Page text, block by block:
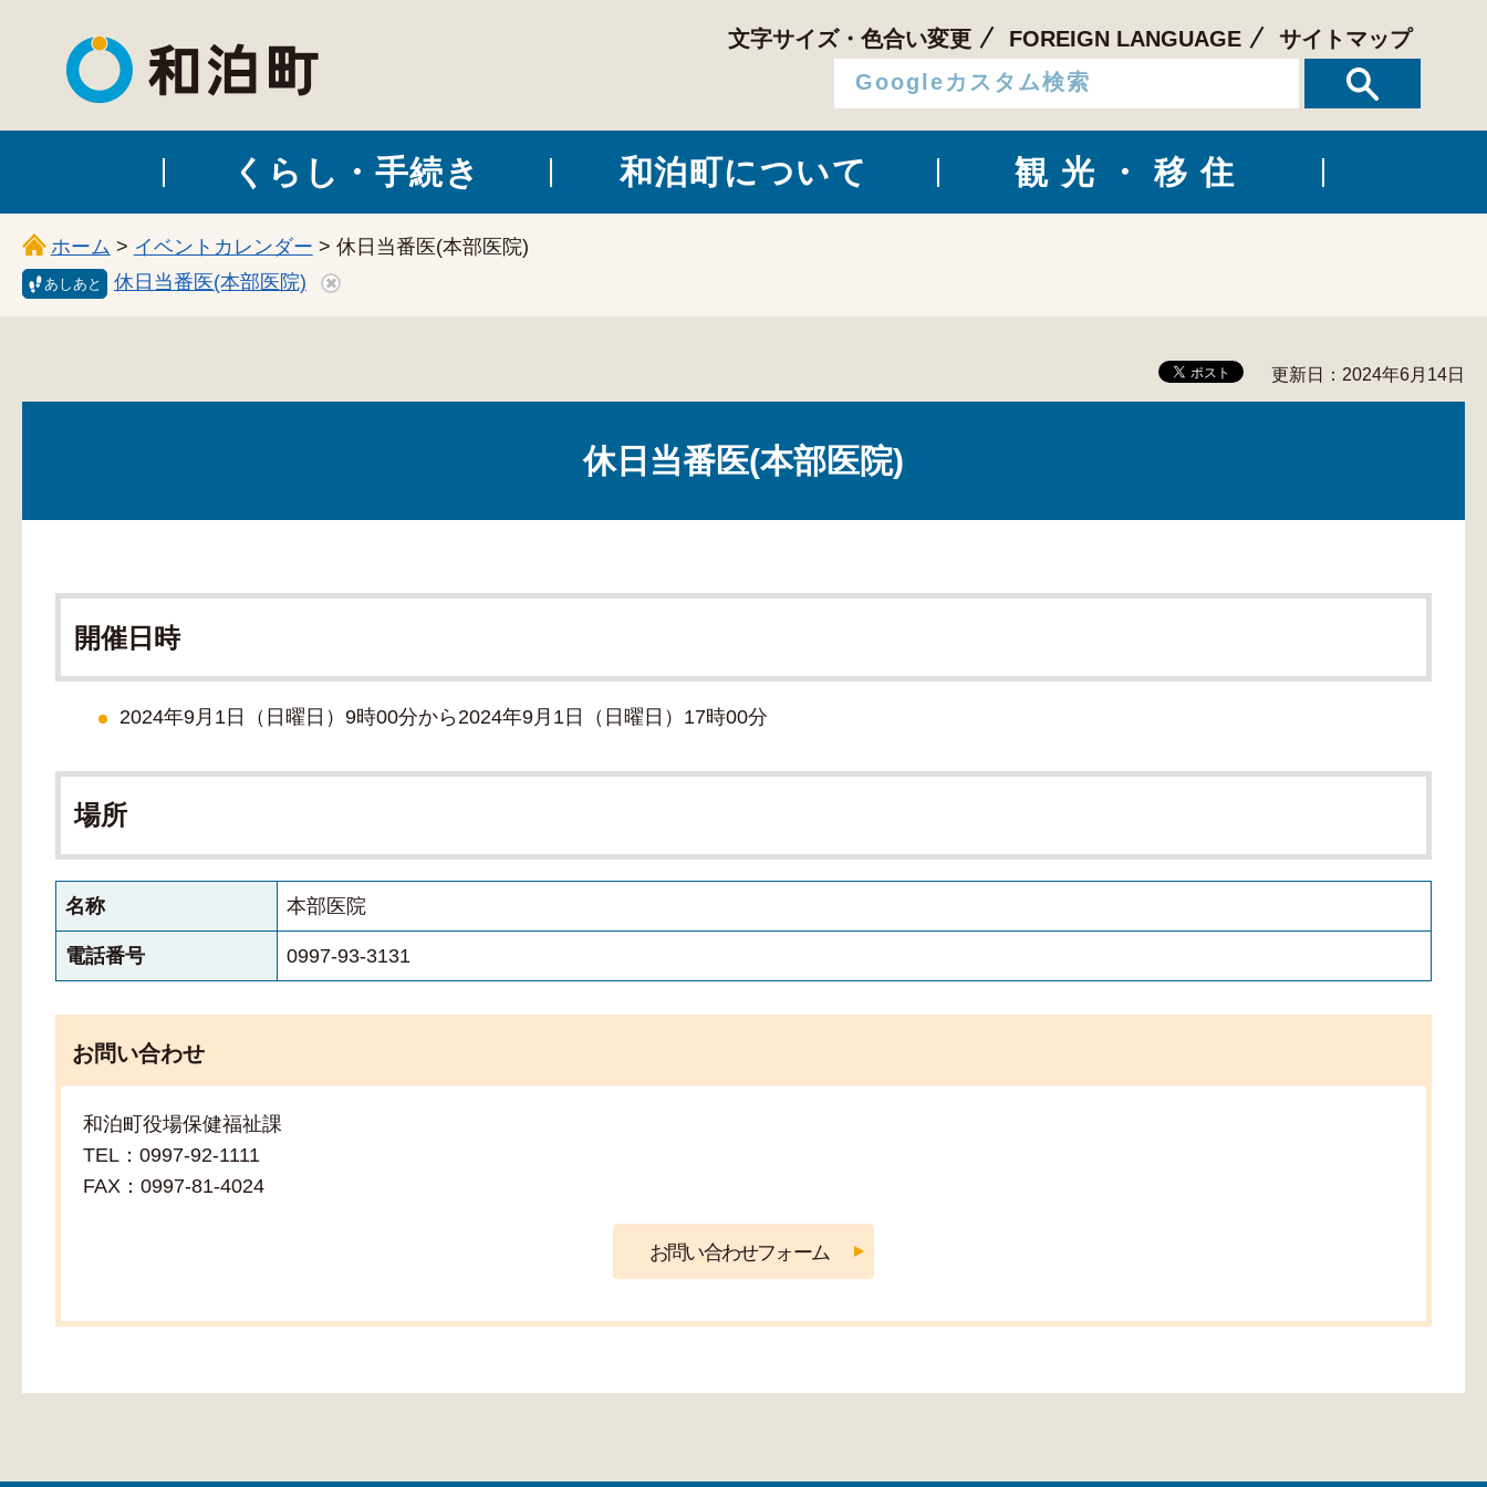
和泊町
文字サイズ・色合い変更 FOREIGN LANGUAGE サイトマップ
くらし・手続き 和泊町について 観光・移住
ホーム > イベントカレンダー > 休日当番医(本部医院)
あしあと 休日当番医(本部医院)
更新日：2024年6月14日
休日当番医(本部医院)
開催日時
2024年9月1日（日曜日）9時00分から2024年9月1日（日曜日）17時00分
場所
名称 本部医院
電話番号 0997-93-3131
お問い合わせ
和泊町役場保健福祉課
TEL：0997-92-1111
FAX：0997-81-4024